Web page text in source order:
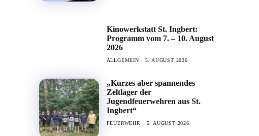
Kinowerkstatt St. Ingbert:
Programm vom 7. – 10. August
2026
ALLGEMEIN 5. AUGUST 2026
„Kurzes aber spannendes
Zeltlager der
Jugendfeuerwehren aus St.
Ingbert“
FEUERWEHR 5. AUGUST 2026